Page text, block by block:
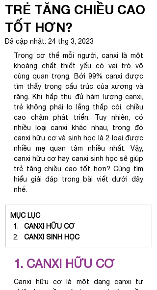
TRẺ TĂNG CHIỀU CAO
TỐT HƠN?
Đã cập nhật: 24 thg 3, 2023
Trong cơ thể mỗi người, canxi là một
khoáng chất thiết yếu có vai trò vô
cùng quan trọng. Bởi 99% canxi được
tìm thấy trong cấu trúc của xương và
răng. Khi hấp thu đủ hàm lượng canxi,
trẻ không phải lo lắng thấp còi, chiều
cao chậm phát triển. Tuy nhiên, có
nhiều loại canxi khác nhau, trong đó
canxi hữu cơ và sinh học là 2 loại được
nhiều mẹ quan tâm nhiều nhất. Vậy,
canxi hữu cơ hay canxi sinh học sẽ giúp
trẻ tăng chiều cao tốt hơn? Cùng tìm
hiểu giải đáp trong bài viết dưới đây
nhé.
​MỤC LỤC
CANXI HỮU CƠ
CANXI SINH HỌC
1. CANXI HỮU CƠ
Canxi hữu cơ là một dạng canxi tự